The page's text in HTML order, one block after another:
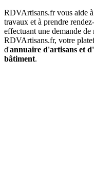
RDVArtisans.fr vous aide à
travaux et à prendre
effectuant une demande
RDVArtisans.fr, votre
d'annuaire d'artisans et
bâtiment.